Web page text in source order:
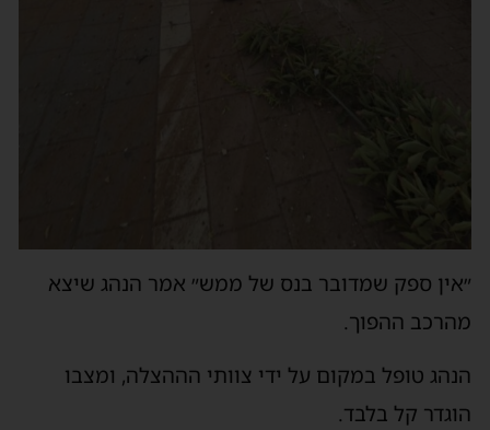
״אין ספק שמדובר בנס של ממש״ אמר הנהג שיצא
מהרכב ההפוך.
הנהג טופל במקום על ידי צוותי הההצלה, ומצבו
הוגדר קל בלבד.